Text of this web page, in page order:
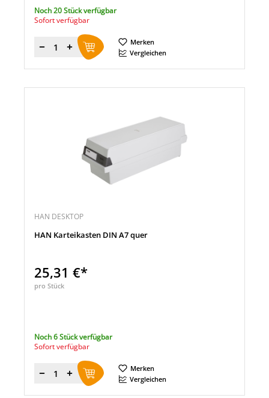
Noch 20 Stück verfügbar
Sofort verfügbar
Menge
Merken
Vergleichen
HAN DESKTOP
HAN Karteikasten DIN A7 quer
25,31 €*
pro Stück
Noch 6 Stück verfügbar
Sofort verfügbar
Menge
Merken
Vergleichen